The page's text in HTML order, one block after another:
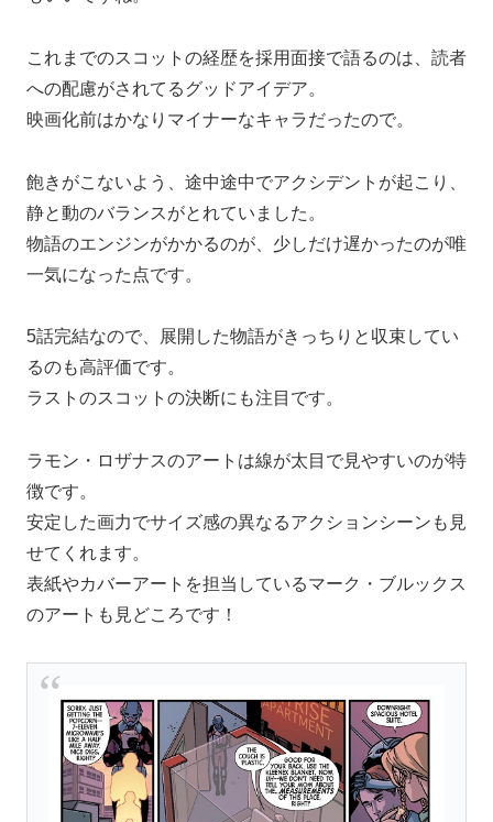
これまでのスコットの経歴を採用面接で語るのは、読者
への配慮がされてるグッドアイデア。
映画化前はかなりマイナーなキャラだったので。
飽きがこないよう、途中途中でアクシデントが起こり、
静と動のバランスがとれていました。
物語のエンジンがかかるのが、少しだけ遅かったのが唯
一気になった点です。
5話完結なので、展開した物語がきっちりと収束してい
るのも高評価です。
ラストのスコットの決断にも注目です。
ラモン・ロザナスのアートは線が太目で見やすいのが特
徴です。
安定した画力でサイズ感の異なるアクションシーンも見
せてくれます。
表紙やカバーアートを担当しているマーク・ブルックス
のアートも見どころです！